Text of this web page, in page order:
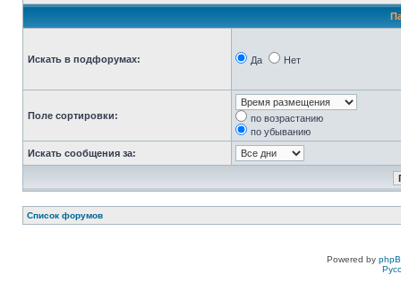
Искать в подфорумах: Да Нет
Поле сортировки:
по возрастанию
по убыванию
Искать сообщения за:
Список форумов
Powered by